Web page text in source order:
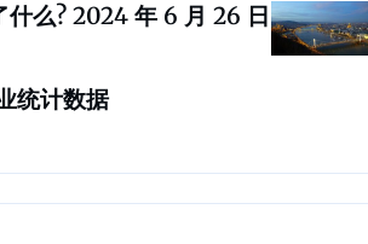
什么? 2024 年 6 月 26 日
统计数据